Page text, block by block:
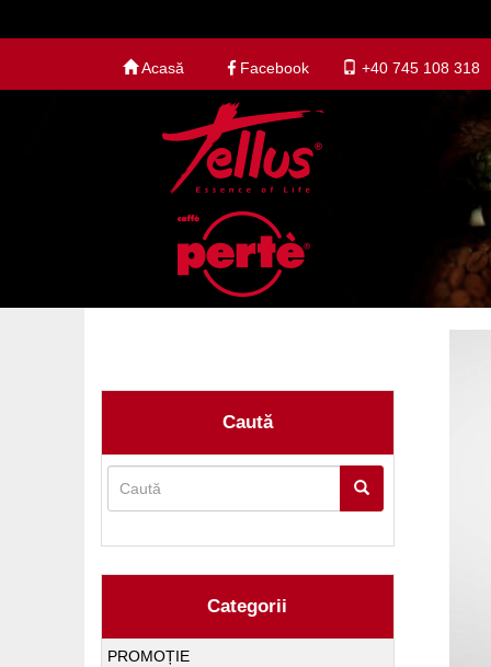
Acasă Facebook +40 745 108 318
Caută
Categorii
PROMOȚIE